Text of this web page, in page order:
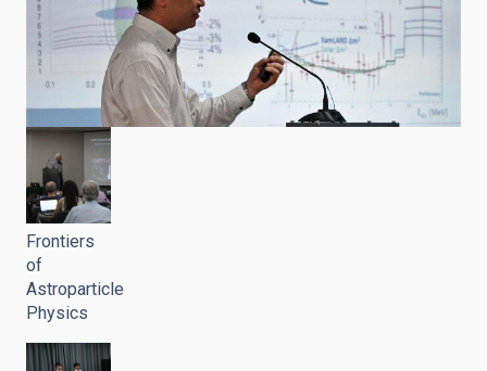
Frontiers
of
Astroparticle
Physics